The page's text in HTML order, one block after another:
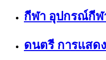
กีฬา อุปกรณ์กีฬ
ดนตรี การแสด